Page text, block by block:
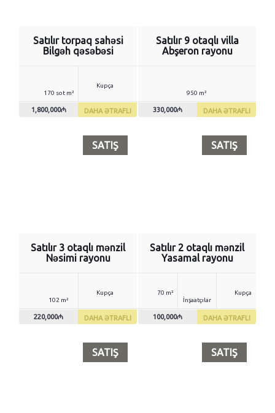
Satılır torpaq sahəsi
Bilgəh qəsəbəsi
170 sot m²
Kupça
1,800,000₼ DAHA ƏTRAFLI
Satılır 9 otaqlı villa
Abşeron rayonu
950 m²
330,000₼ DAHA ƏTRAFLI
SATIŞ
Satılır 3 otaqlı mənzil
Nəsimi rayonu
102 m²
Kupça
220,000₼ DAHA ƏTRAFLI
SATIŞ
Satılır 2 otaqlı mənzil
Yasamal rayonu
70 m²
İnşaatçılar
Kupça
100,000₼ DAHA ƏTRAFLI
SATIŞ SATIŞ